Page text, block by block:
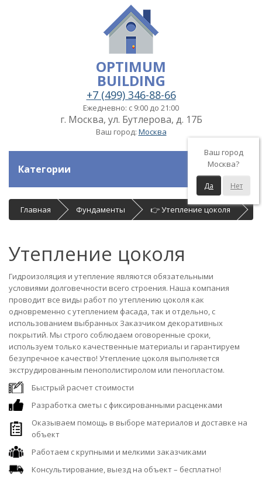
OPTIMUM
BUILDING
+7 (499) 346-88-66
Ежедневно: с 9:00 до 21:00
г. Москва, ул. Бутлерова, д. 17Б
Ваш город: Москва
Ваш город
Москва?
Да Нет
Категории
Главная Фундаменты 👉 Утепление цоколя
Утепление цоколя
Гидроизоляция и утепление являются обязательными
условиями долговечности всего строения. Наша компания
проводит все виды работ по утеплению цоколя как
одновременно с утеплением фасада, так и отдельно, с
использованием выбранных Заказчиком декоративных
покрытий. Мы строго соблюдаем оговоренные сроки,
используем только качественные материалы и гарантируем
безупречное качество! Утепление цоколя выполняется
экструдированным пенополистиролом или пенопластом.
Быстрый расчет стоимости
Разработка сметы с фиксированными расценками
Оказываем помощь в выборе материалов и доставке на
объект
Работаем с крупными и мелкими заказчиками
Консультирование, выезд на объект – бесплатно!